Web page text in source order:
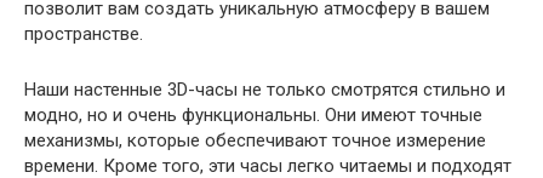
позволит вам создать уникальную атмосферу в вашем
пространстве.
Наши настенные 3D-часы не только смотрятся стильно и
модно, но и очень функциональны. Они имеют точные
механизмы, которые обеспечивают точное измерение
времени. Кроме того, эти часы легко читаемы и подходят